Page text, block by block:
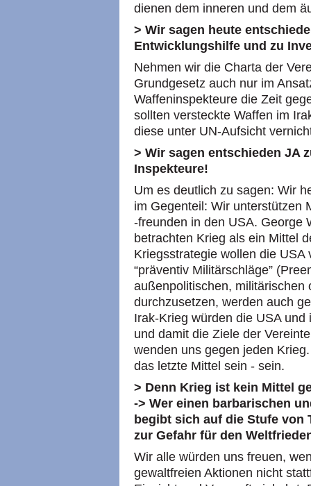
dienen dem inneren und dem
> Wir sagen heute
Entwicklungshilfe und zu
Nehmen wir die Charta der
Grundgesetz auch nur im
Waffeninspekteure die Zeit
sollten versteckte Waffen im
diese unter UN-Aufsicht
> Wir sagen entschieden JA
Inspekteure!
Um es deutlich zu sagen: Wir
im Gegenteil: Wir unterstützen
-freunden in den USA. George
betrachten Krieg als ein Mittel
Kriegsstrategie wollen die
“präventiv Militärschläge”
außenpolitischen, militärischen
durchzusetzen, werden auch
Irak-Krieg würden die USA
und damit die Ziele der
wenden uns gegen jeden
das letzte Mittel sein - sein.
> Denn Krieg ist kein Mittel
-> Wer einen barbarischen
begibt sich auf die Stufe
zur Gefahr für den
Wir alle würden uns freuen,
gewaltfreien Aktionen nicht